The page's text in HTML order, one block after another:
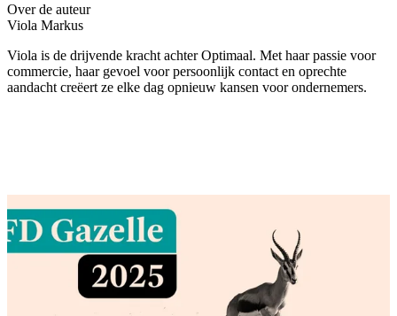
Over de auteur
Viola Markus
Viola is de drijvende kracht achter Optimaal. Met haar passie voor
commercie, haar gevoel voor persoonlijk contact en oprechte
aandacht creëert ze elke dag opnieuw kansen voor ondernemers.